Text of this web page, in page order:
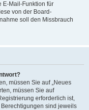
E-Mail-Funktion für
von der Board-
soll den Missbrauch
müssen Sie auf „Neues
müssen Sie auf
erforderlich ist,
sind jeweils